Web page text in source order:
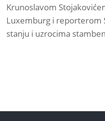
Krunoslavom
Luxemburg i reporterom
stanju i uzrocima